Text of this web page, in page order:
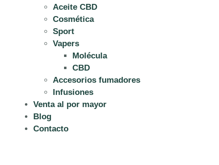
Aceite CBD
Cosmética
Sport
Vapers
Molécula
CBD
Accesorios fumadores
Infusiones
Venta al por mayor
Blog
Contacto